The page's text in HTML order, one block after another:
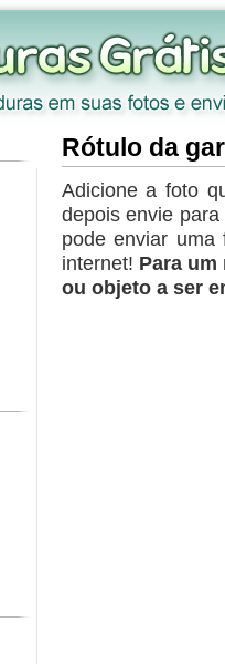
Rótulo da
Adicione a foto
depois envie
pode enviar
internet! Para
ou objeto a ser